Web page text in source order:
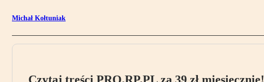
Michał Kołtuniak